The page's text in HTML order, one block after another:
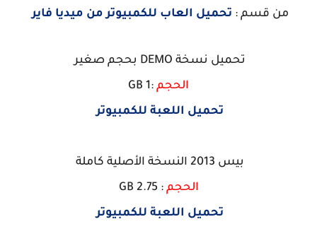
من قسم : تحميل العاب للكمبيوتر من ميديا فاير
تحميل نسخة DEMO بحجم صغير
الحجم :1 GB
تحميل اللعبة للكمبيوتر
بيس 2013 النسخة الأصلية كاملة
الحجم : 2.75 GB
تحميل اللعبة للكمبيوتر